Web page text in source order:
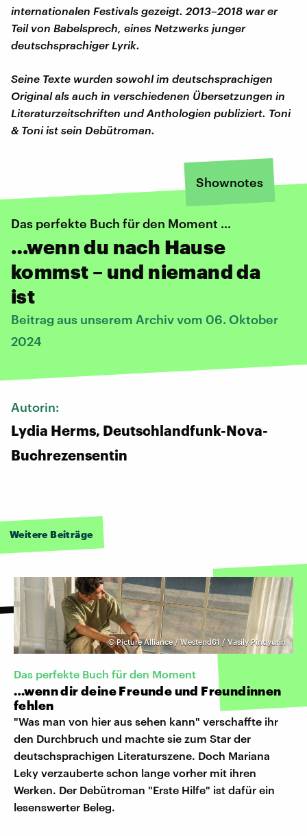
internationalen Festivals gezeigt. 2013–2018 war er
Teil von Babelsprech, eines Netzwerks junger
deutschsprachiger Lyrik.
Seine Texte wurden sowohl im deutschsprachigen
Original als auch in verschiedenen Übersetzungen in
Literaturzeitschriften und Anthologien publiziert. Toni
& Toni ist sein Debütroman.
Shownotes
Das perfekte Buch für den Moment …
…wenn du nach Hause
kommst – und niemand da
ist
Beitrag aus unserem Archiv vom 06. Oktober
2024
Autorin:
Lydia Herms, Deutschlandfunk-Nova-
Buchrezensentin
Weitere Beiträge
©Picture Alliance / Westend61 / Vasily Pindyurin
Das perfekte Buch für den Moment
…wenn dir deine Freunde und Freundinnen
fehlen
"Was man von hier aus sehen kann" verschaffte ihr
den Durchbruch und machte sie zum Star der
deutschsprachigen Literaturszene. Doch Mariana
Leky verzauberte schon lange vorher mit ihren
Werken. Der Debütroman "Erste Hilfe" ist dafür ein
lesenswerter Beleg.